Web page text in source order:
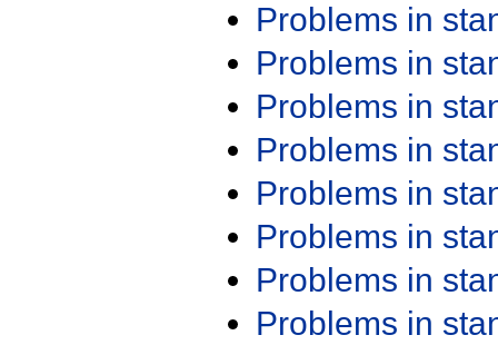
Problems in
Problems in
Problems in
Problems in
Problems in
Problems in
Problems in
Problems in